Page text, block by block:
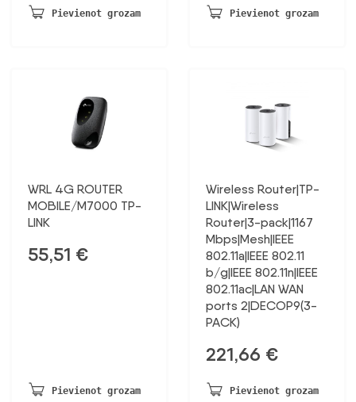
Pievienot grozam Pievienot grozam
WRL 4G ROUTER
MOBILE/M7000 TP-
LINK
55,51 €
Pievienot grozam
Wireless Router|TP-
LINK|Wireless
Router|3-pack|1167
Mbps|Mesh|IEEE
802.11a|IEEE 802.11
b/g|IEEE 802.11n|IEEE
802.11ac|LAN WAN
ports 2|DECOP9(3-
PACK)
221,66 €
Pievienot grozam